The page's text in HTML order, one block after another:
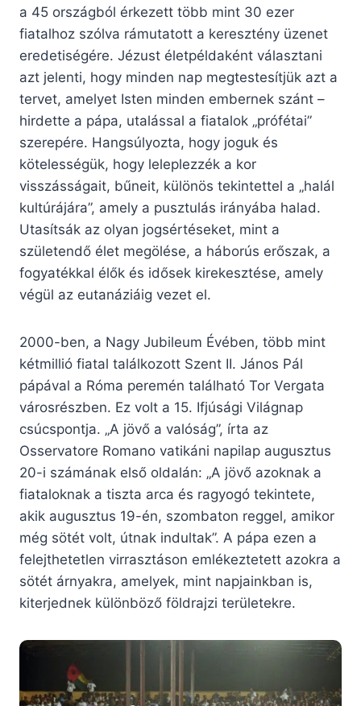
a 45 országból érkezett több mint 30 ezer
fiatalhoz szólva rámutatott a keresztény üzenet
eredetiségére. Jézust életpéldaként választani
azt jelenti, hogy minden nap megtestesítjük azt a
tervet, amelyet Isten minden embernek szánt –
hirdette a pápa, utalással a fiatalok „prófétai”
szerepére. Hangsúlyozta, hogy joguk és
kötelességük, hogy leleplezzék a kor
visszásságait, bűneit, különös tekintettel a „halál
kultúrájára”, amely a pusztulás irányába halad.
Utasítsák az olyan jogsértéseket, mint a
születendő élet megölése, a háborús erőszak, a
fogyatékkal élők és idősek kirekesztése, amely
végül az eutanáziáig vezet el.
2000-ben, a Nagy Jubileum Évében, több mint
kétmillió fiatal találkozott Szent II. János Pál
pápával a Róma peremén található Tor Vergata
városrészben. Ez volt a 15. Ifjúsági Világnap
csúcspontja. „A jövő a valóság”, írta az
Osservatore Romano vatikáni napilap augusztus
20-i számának első oldalán: „A jövő azoknak a
fiataloknak a tiszta arca és ragyogó tekintete,
akik augusztus 19-én, szombaton reggel, amikor
még sötét volt, útnak indultak”. A pápa ezen a
felejthetetlen virrasztáson emlékeztetett azokra a
sötét árnyakra, amelyek, mint napjainkban is,
kiterjednek különböző földrajzi területekre.